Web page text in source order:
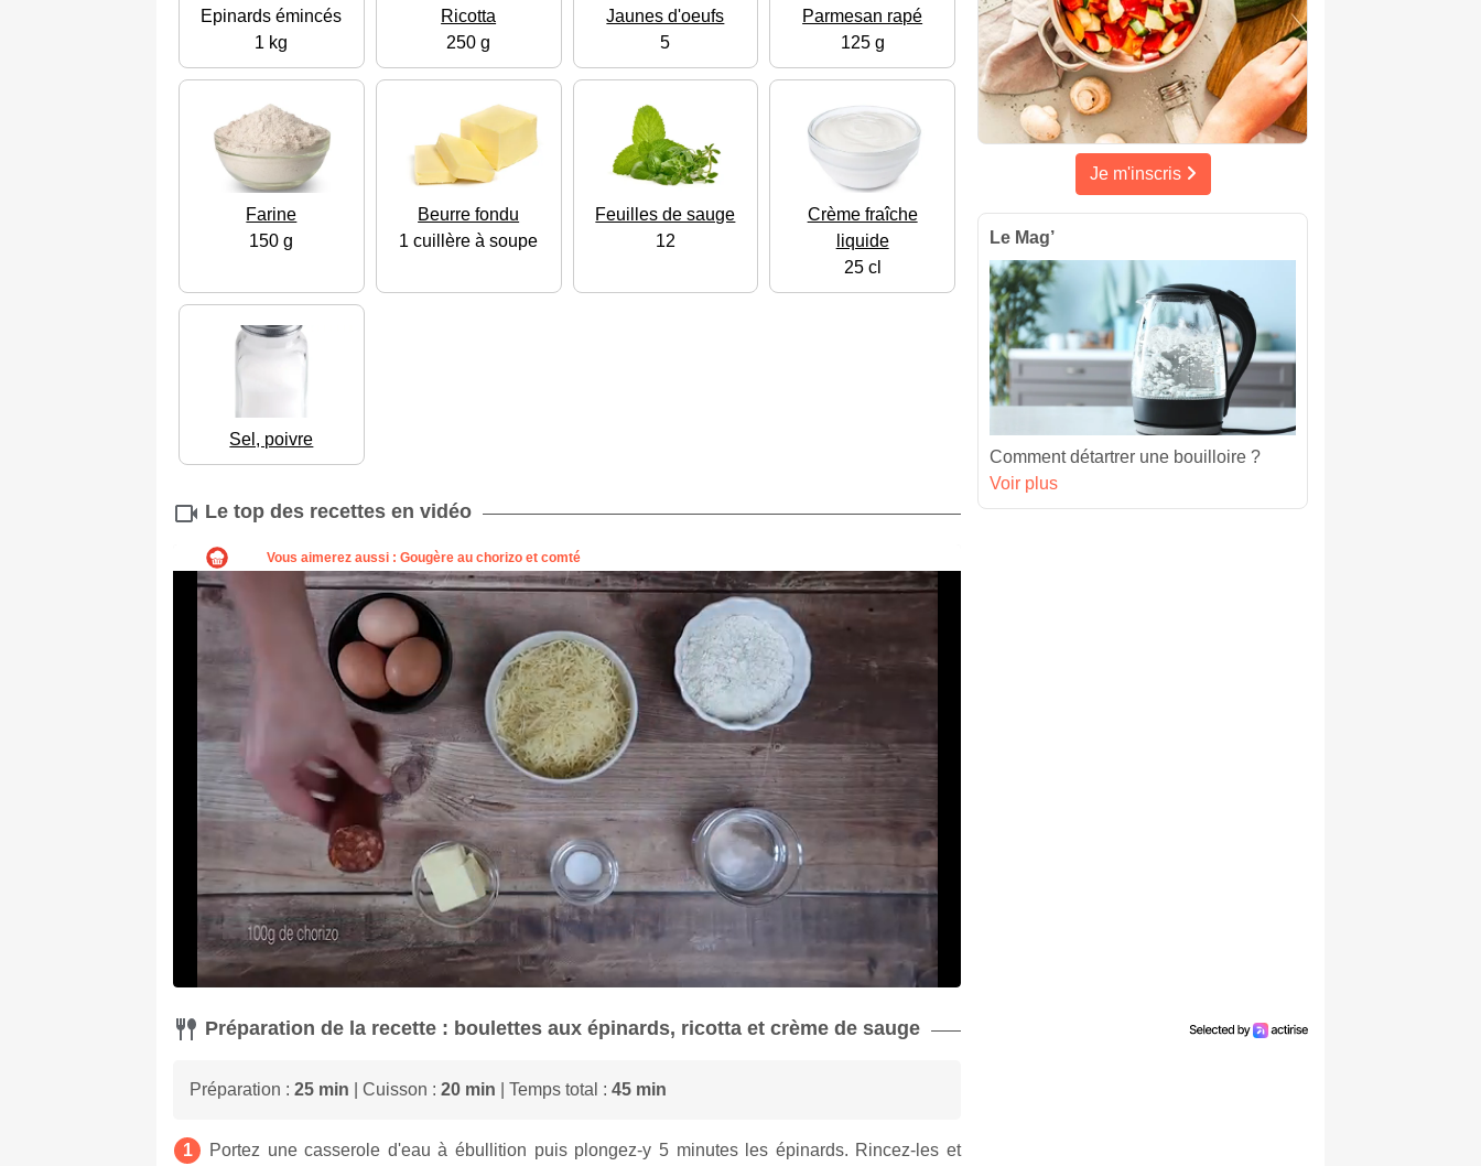
Epinards émincés
1 kg
Ricotta
250 g
Jaunes d'oeufs
5
Parmesan rapé
125 g
Farine
150 g
Beurre fondu
1 cuillère à soupe
Feuilles de sauge
12
Crème fraîche
liquide
25 cl
Sel, poivre
Le top des recettes en vidéo
Préparation de la recette : boulettes aux épinards, ricotta et crème de sauge
Préparation : 25 min | Cuisson : 20 min | Temps total : 45 min
Portez une casserole d'eau à ébullition puis plongez-y 5 minutes les épinards. Rincez-les et
Je m'inscris
Le Mag’
Comment détartrer une bouilloire ?
Voir plus